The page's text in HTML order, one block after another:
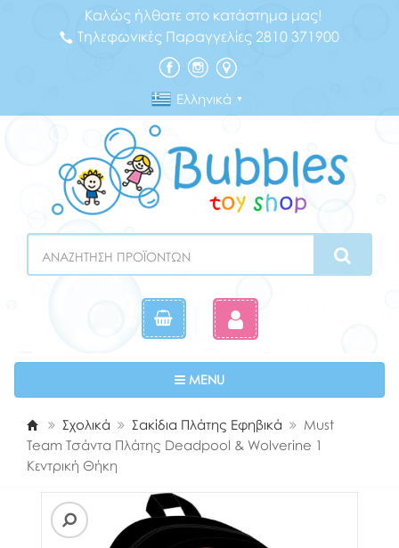
Καλώς ήλθατε στο κατάστημα μας!
Τηλεφωνικές Παραγγελίες 2810 371900
Ελληνικά ▼
MENUToggle navigation
Σχολικά Σακίδια Πλάτης Εφηβικά
Must
Team Τσάντα Πλάτης Deadpool & Wolverine 1
Κεντρική Θήκη